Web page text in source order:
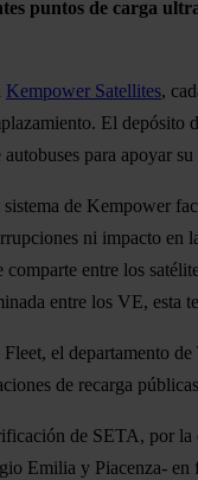
puntos de carga
Kempower Satellites,
El depósito
para apoyar
de Kempower
ni impacto
entre los
entre los VE, esta
el departamento
de recarga
de SETA, por la
Emilia y Piacenza- en